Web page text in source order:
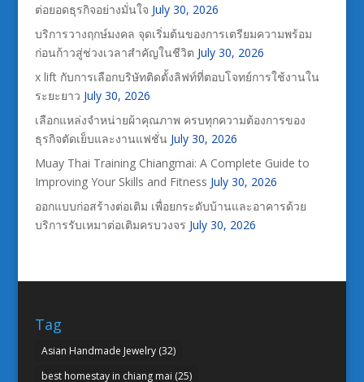
ต่อยอดธุรกิจอย่างมั่นใจ July 30, 2026
บริการวางฤกษ์มงคล จุดเริ่มต้นของการเตรียมความพร้อม
ก่อนก้าวสู่ช่วงเวลาสำคัญในชีวิต July 30, 2026
x lift กับการเลือกบริษัทติดตั้งลิฟท์ที่ตอบโจทย์การใช้งานใน
ระยะยาว July 30, 2026
เลือกแหล่งจำหน่ายผ้าคุณภาพ ครบทุกความต้องการของ
ธุรกิจตัดเย็บและงานแฟชั่น July 30, 2026
Muay Thai Training Chiangmai: A Complete Guide to
Improving Your Skills and Fitness July 30, 2026
ออกแบบก่อสร้างต่อเติม เพื่อยกระดับบ้านและอาคารด้วย
บริการรับเหมาต่อเติมครบวงจร July 30, 2026
Tag
Asian Handmade Jewelry(32)
best homestay in chiang mai (25)